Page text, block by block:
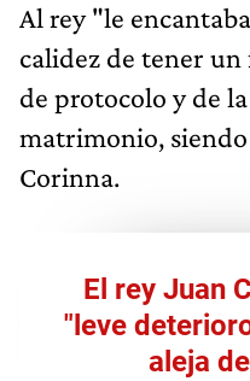
Al rey "le
calidez de tener un
de protocolo y de
matrimonio,
Corinna.
El rey Juan
"leve
aleja